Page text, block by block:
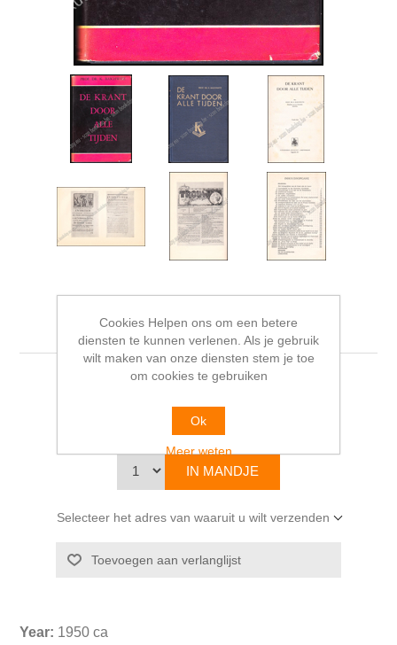
De krant door alle tijden
Prof. Dr. K. BASCHWITZ
€20,00
Selecteer het adres van waaruit u wilt verzenden
Year: 1950 ca
Cookies Helpen ons om een betere
diensten te kunnen verlenen. Als je gebruik
wilt maken van onze diensten stem je toe
om cookies te gebruiken
Ok
Meer weten